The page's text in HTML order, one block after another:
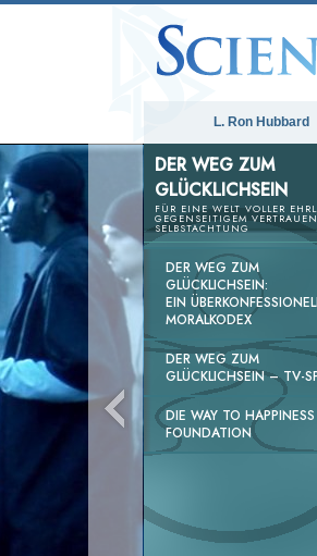
L. Ron Hubbard
DER WEG ZUM
GLÜCKLICHSEIN
FÜR EINE WELT VOLLER
GEGENSEITIGEM
SELBSTACHTUNG
DER WEG ZUM
GLÜCKLICHSEIN:
EIN
MORALKODEX
DER WEG ZUM
GLÜCKLICHSEIN –TV-
DIE WAY TO HAPPINESS
FOUNDATION